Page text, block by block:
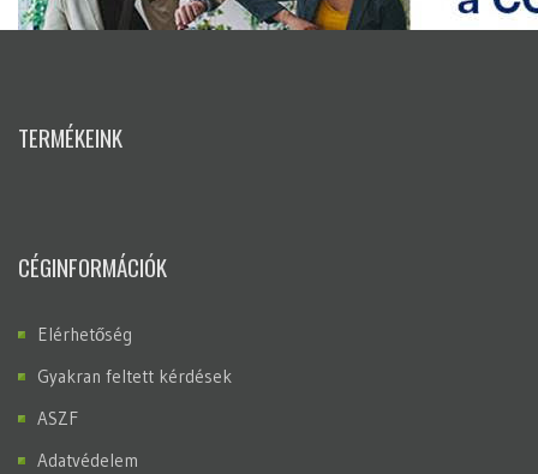
TERMÉKEINK
CÉGINFORMÁCIÓK
Elérhetőség
Gyakran feltett kérdések
ASZF
Adatvédelem